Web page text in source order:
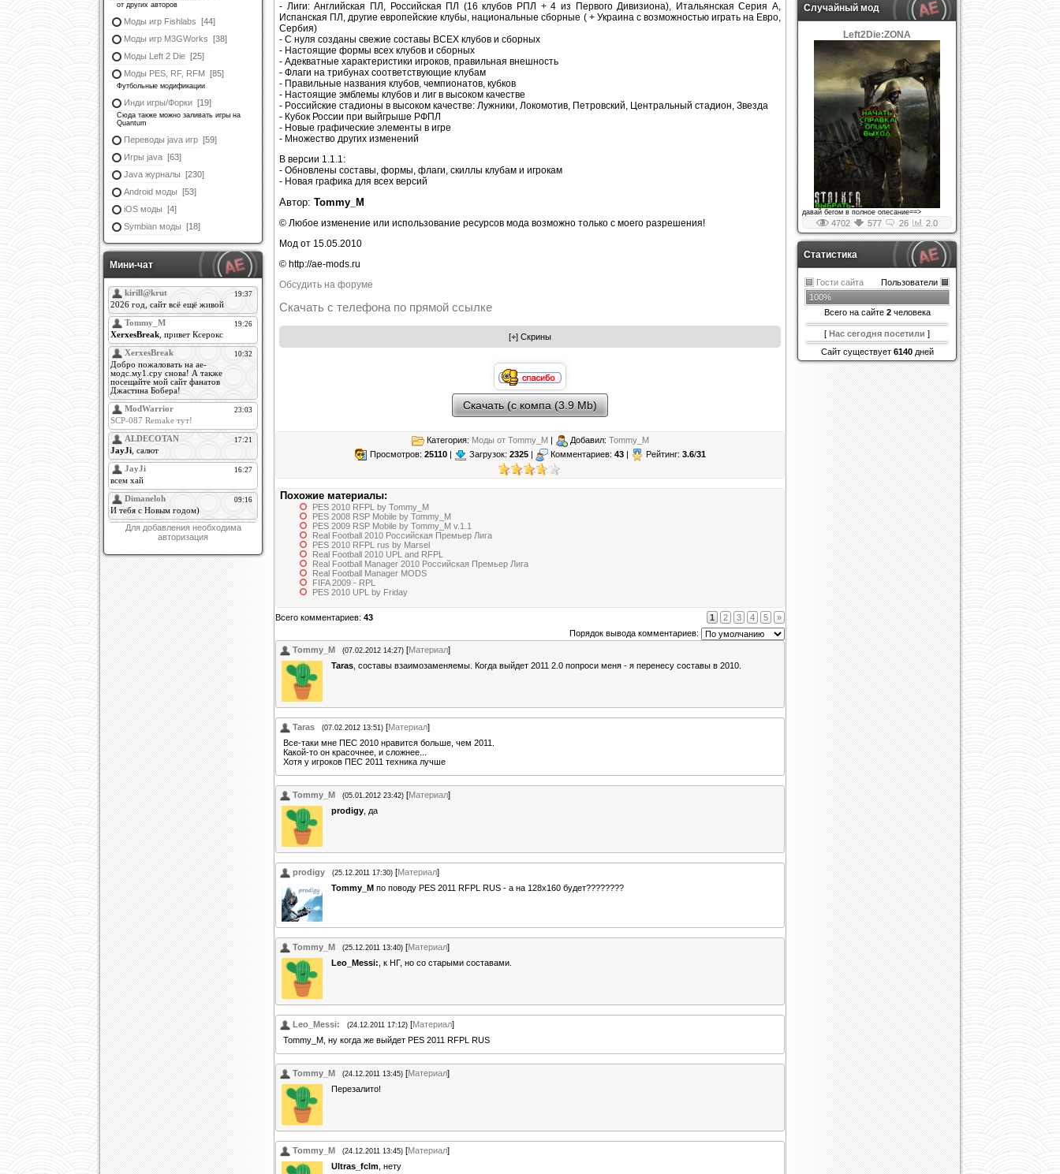
от других авторов
Моды игр Fishlabs [44]
Моды игр M3GWorks [38]
Моды Left 2 Die [25]
Моды PES, RF, RFM [85]
Футбольные модификации
Инди игры/Форки [19]
Сюда также можно заливать игры на
Quantum
Переводы java игр [59]
Игры java [63]
Java журналы [230]
Android моды [53]
iOS моды [4]
Symbian моды [18]
Мини-чат
Для добавления необходима
авторизация
- Лиги: Английская ПЛ, Российская ПЛ (16 клубов РПЛ + 4 из Первого Дивизиона), Итальянская Серия А,
Испанская ПЛ, другие европейские клубы, национальные сборные ( + Украина с возможностью играть на Евро,
Сербия)
- С нуля созданы свежие составы ВСЕХ клубов и сборных
- Настоящие формы всех клубов и сборных
- Адекватные характеристики игроков, правильная внешность
- Флаги на трибунах соответствующие клубам
- Правильные названия клубов, чемпионатов, кубков
- Настоящие эмблемы клубов и лиг в высоком качестве
- Рoccийcкиe cтaдиoны в высоком качестве: Лyжники, Лoкoмoтив, Пeтpoвcкий, Цeнтpaльный cтaдиoн, Звeздa
- Кубок России при выйгрыше РФПЛ
- Новые графические элементы в игре
- Множество других изменений
В версии 1.1.1:
- Обновлены составы, формы, флаги, скиллы клубам и игрокам
- Новая графика для всех версий
Автор: Tommy_M
© Любое изменение или использование ресурсов мода возможно только с моего разрешения!
Мод от 15.05.2010
© http://ae-mods.ru
Обсудить на форуме
Скачать с телефона по прямой ссылке
Скачать (с компа (3.9 Mb)
Категория: Моды от Tommy_M| Добавил: Tommy_M
Просмотров: 25110| Загрузок: 2325| Комментариев: 43| Рейтинг: 3.6/31
Похожие материалы:
PES 2010 RFPL by Tommy_M
PES 2008 RSP Mobile by Tommy_M
PES 2009 RSP Mobile by Tommy_M v.1.1
Real Football 2010 Российская Премьер Лига
PES 2010 RFPL rus by Marsel
Real Football 2010 UPL and RFPL
Real Football Manager 2010 Российская Премьер Лига
Real Football Manager MODS
FIFA 2009 - RPL
PES 2010 UPL by Friday
Всего комментариев: 43 1 2 3 4 5
»
Порядок вывода комментариев:
Tommy_M
(07.02.2012 14:27) [Материал]
Taras , составы взаимозаменяемы. Когда выйдет 2011 2.0 попроси меня - я перенесу составы в 2010.
Taras (07.02.2012 13:51) [Материал]
Все-таки мне ПЕС 2010 нравится больше, чем 2011.
Какой-то он красочнее, и сложнее...
Хотя у игроков ПЕС 2011 техника лучше
Tommy_M (05.01.2012 23:42) [Материал]
prodigy , да
prodigy (25.12.2011 17:30) [Материал]
Tommy_M по поводу PES 2011 RFPL RUS - а на 128х160 будет????????
Tommy_M (25.12.2011 13:40) [Материал]
Leo_Messi: , к НГ, но со старыми составами.
Leo_Messi: (24.12.2011 17:12) [Материал]
Tommy_M, ну когда же выйдет PES 2011 RFPL RUS
Tommy_M (24.12.2011 13:45) [Материал]
Перезалито!
Tommy_M (24.12.2011 13:45) [Материал]
Ultras_fclm , нету
Случайный мод
Left2Die:ZONA
давай бегом в полное опесание==>
4702 577 26 2.0
Статистика
Пользователи
Гости сайта
100%
Всего на сайте 2человека
[ Нас сегодня посетили ]
Сайт существует 6140дней